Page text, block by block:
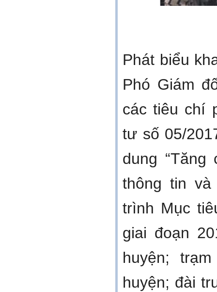
Phát biểu
Phó Giám
các tiêu chí
tư số 05/
dung
thông tin
trình Mục
giai đoạn
huyện;
huyện; đài